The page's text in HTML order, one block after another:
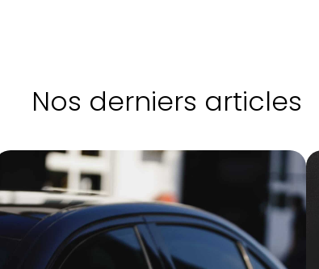
Nos derniers articles